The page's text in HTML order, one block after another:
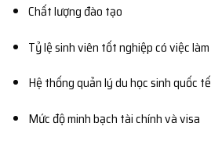
Chất lượng đào tạo
Tỷ lệ sinh viên tốt nghiệp có việc làm
Hệ thống quản lý du học sinh quốc tế
Mức độ minh bạch tài chính và visa